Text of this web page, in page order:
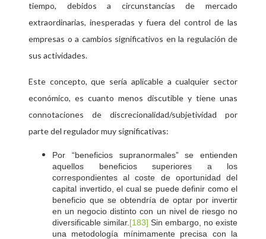
tiempo, debidos a circunstancias de mercado
extraordinarias, inesperadas y fuera del control de las
empresas o a cambios significativos en la regulación de
sus actividades.
Este concepto, que sería aplicable a cualquier sector
económico, es cuanto menos discutible y tiene unas
connotaciones de discrecionalidad/subjetividad por
parte del regulador muy significativas:
Por “beneficios supranormales” se entienden
aquellos beneficios superiores a los
correspondientes al coste de oportunidad del
capital invertido, el cual se puede definir como el
beneficio que se obtendría de optar por invertir
en un negocio distinto con un nivel de riesgo no
diversificable similar. [183] Sin embargo, no existe
una metodología mínimamente precisa con la